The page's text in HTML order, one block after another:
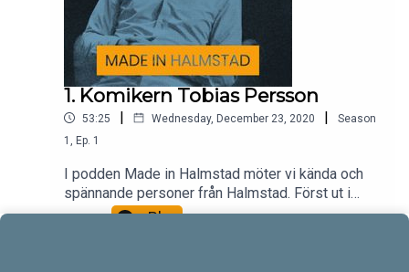
1. Komikern Tobias Persson
53:25 | Wednesday, December 23, 2020 |
Season
1 , Ep. 1
I podden Made in Halmstad möter vi kända och
spännande personer från Halmstad. Först ut i
poddserien är Tobias Persson.
Play